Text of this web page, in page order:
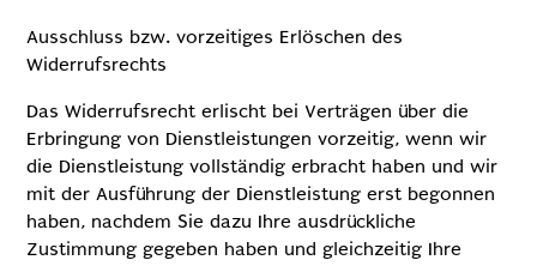
Ausschluss bzw. vorzeitiges Erlöschen des
Widerrufsrechts
Das Widerrufsrecht erlischt bei Verträgen über die
Erbringung von Dienstleistungen vorzeitig, wenn wir
die Dienstleistung vollständig erbracht haben und wir
mit der Ausführung der Dienstleistung erst begonnen
haben, nachdem Sie dazu Ihre ausdrückliche
Zustimmung gegeben haben und gleichzeitig Ihre